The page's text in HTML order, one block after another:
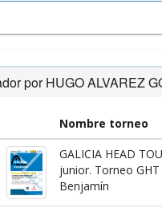
por HUGO ALVAREZ
Nombre torneo
GALICIA HEAD
junior. Torneo
Benjamín